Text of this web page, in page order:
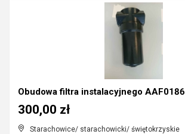
Obudowa filtra instalacyjnego AAF0186
Starachowice/ starachowicki/ świętokrzyskie
300,00 zł